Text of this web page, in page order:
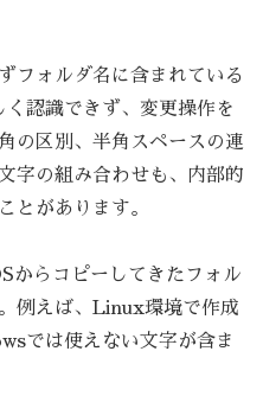
フォルダ名に含まれている
認識できず、変更操作を
の区別、半角スペースの連
字の組み合わせも、内部的
とがあります。
からコピーしてきたフォル
例えば、Linux環境で作成
では使えない文字が含ま